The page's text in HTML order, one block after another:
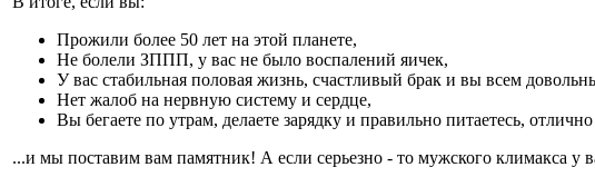
Прожили более 50 лет на этой планете,
Не болели ЗППП, у вас не было воспалений яичек,
У вас стабильная половая жизнь, счастливый брак и вы всем
Нет жалоб на нервную систему и сердце,
Вы бегаете по утрам, делаете зарядку и правильно питаетесь,
...и мы поставим вам памятник! А если серьезно - то мужского климакса у